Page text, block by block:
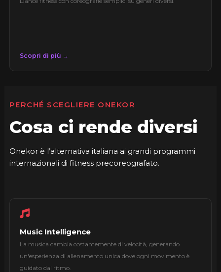
Scopri di più →
PERCHÉ SCEGLIERE ONEKOR
Cosa ci rende diversi
Onekor è l’alternativa italiana ai grandi programmi
internazionali di fitness precoreografato.
Music Intelligence
La musica cambia costantemente di velocità, generando
un'esperienza di allenamento unica dove ogni movimento è
guidato dal ritmo.